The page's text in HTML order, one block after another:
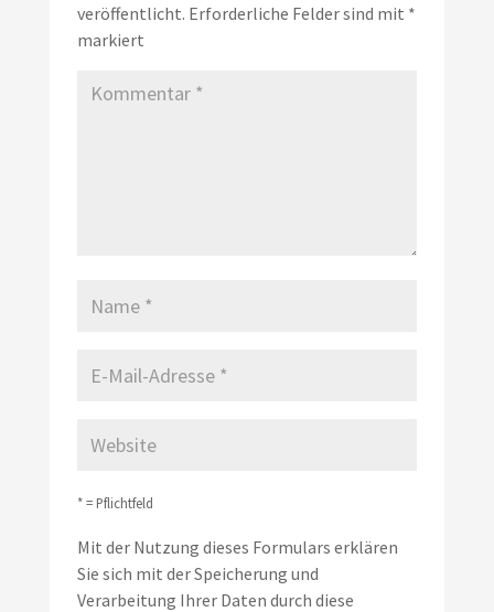
veröffentlicht. Erforderliche Felder sind mit *
markiert
* = Pflichtfeld
Mit der Nutzung dieses Formulars erklären
Sie sich mit der Speicherung und
Verarbeitung Ihrer Daten durch diese